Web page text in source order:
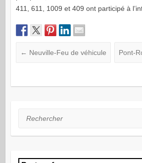
411, 611, 1009 et 409 ont participé à
← Neuville-Feu de véhicule Pont-
Rechercher